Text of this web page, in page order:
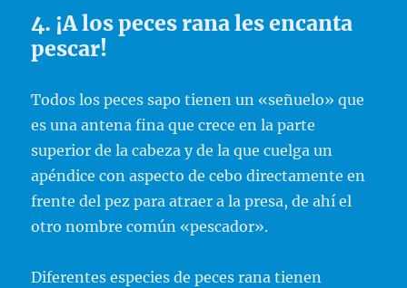
4. ¡A los peces rana les encanta
pescar!
Todos los peces sapo tienen un «señuelo» que
es una antena fina que crece en la parte
superior de la cabeza y de la que cuelga un
apéndice con aspecto de cebo directamente en
frente del pez para atraer a la presa, de ahí el
otro nombre común «pescador».
Diferentes especies de peces rana tienen